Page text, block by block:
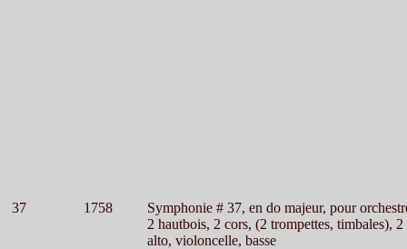
37 1758
Symphonie # 37, en do majeur, pour
2 hautbois, 2 cors, (2 trompettes, timbales),
alto, violoncelle, basse